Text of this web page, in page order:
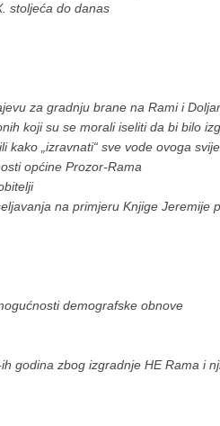
stoljeća do danas
za gradnju brane na Rami i
koji su se morali iseliti da bi bilo
„izravnati“ sve vode ovoga
općine Prozor-Rama
na primjeru Knjige Jeremije
demografske obnove
godina zbog izgradnje HE Rama i